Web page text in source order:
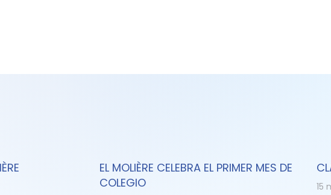
EL MOLIÈRE CELEBRA EL PRIMER MES DE
COLEGIO
15